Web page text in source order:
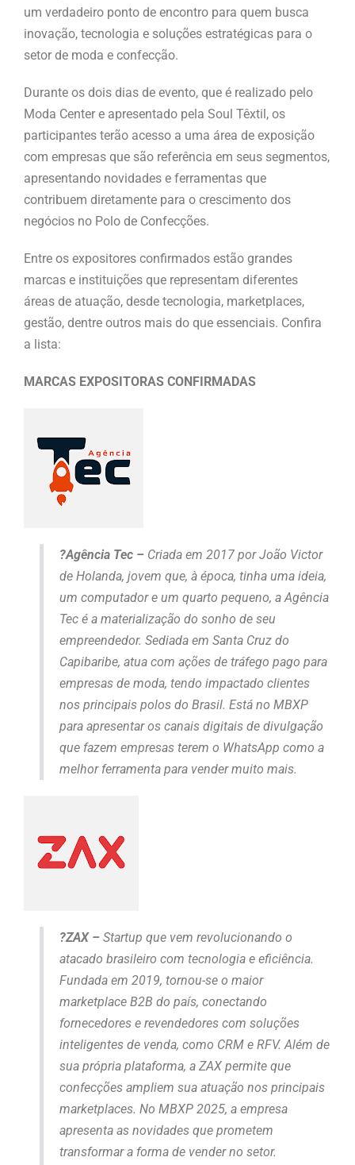
um verdadeiro ponto de encontro para quem busca
inovação, tecnologia e soluções estratégicas para o
setor de moda e confecção.
Durante os dois dias de evento, que é realizado pelo
Moda Center e apresentado pela Soul Têxtil, os
participantes terão acesso a uma área de exposição
com empresas que são referência em seus segmentos,
apresentando novidades e ferramentas que
contribuem diretamente para o crescimento dos
negócios no Polo de Confecções.
Entre os expositores confirmados estão grandes
marcas e instituições que representam diferentes
áreas de atuação, desde tecnologia, marketplaces,
gestão, dentre outros mais do que essenciais. Confira
a lista:
MARCAS EXPOSITORAS CONFIRMADAS
?Agência Tec – Criada em 2017 por João Victor
de Holanda, jovem que, à época, tinha uma ideia,
um computador e um quarto pequeno, a Agência
Tec é a materialização do sonho de seu
empreendedor. Sediada em Santa Cruz do
Capibaribe, atua com ações de tráfego pago para
empresas de moda, tendo impactado clientes
nos principais polos do Brasil. Está no MBXP
para apresentar os canais digitais de divulgação
que fazem empresas terem o WhatsApp como a
melhor ferramenta para vender muito mais.
?ZAX – Startup que vem revolucionando o
atacado brasileiro com tecnologia e eficiência.
Fundada em 2019, tornou-se o maior
marketplace B2B do país, conectando
fornecedores e revendedores com soluções
inteligentes de venda, como CRM e RFV. Além de
sua própria plataforma, a ZAX permite que
confecções ampliem sua atuação nos principais
marketplaces. No MBXP 2025, a empresa
apresenta as novidades que prometem
transformar a forma de vender no setor.